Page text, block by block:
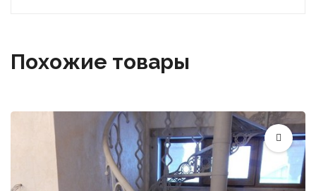
Похожие товары